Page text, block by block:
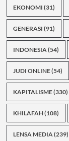
EKONOMI (31)
GENERASI (91)
INDONESIA(54)
JUDI ONLINE(54)
KAPITALISME(330)
KHILAFAH(108)
LENSA MEDIA(239)